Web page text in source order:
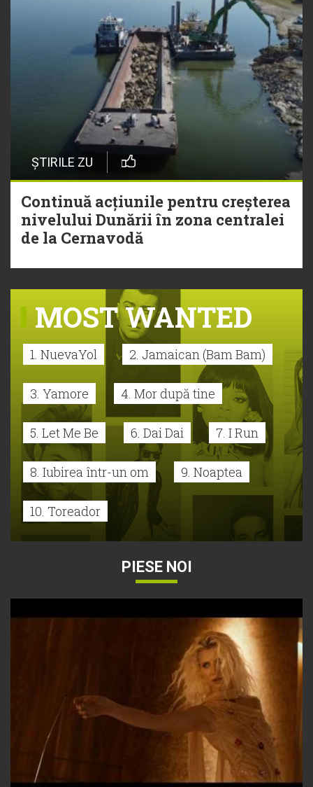
ȘTIRILE ZU
Continuă acțiunile pentru creșterea
nivelului Dunării în zona centralei
de la Cernavodă
MOST WANTED
1. NuevaYol 2. Jamaican (Bam Bam)
3. Yamore 4. Mor după tine
5. Let Me Be 6. Dai Dai 7. I Run
8. Iubirea într-un om 9. Noaptea
10. Toreador
PIESE NOI